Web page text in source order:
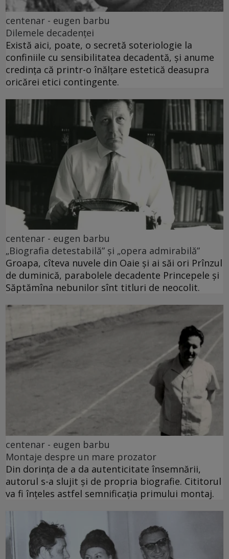
centenar - eugen barbu
Dilemele decadenței
Există aici, poate, o secretă soteriologie la
confiniile cu sensibilitatea decadentă, și anume
credința că printr-o înălțare estetică deasupra
oricărei etici contingente.
centenar - eugen barbu
„Biografia detestabilă” și „opera admirabilă”
Groapa, cîteva nuvele din Oaie și ai săi ori Prînzul
de duminică, parabolele decadente Princepele și
Săptămîna nebunilor sînt titluri de neocolit.
centenar - eugen barbu
Montaje despre un mare prozator
Din dorința de a da autenticitate însemnării,
autorul s-a slujit și de propria biografie. Cititorul
va fi înțeles astfel semnificația primului montaj.